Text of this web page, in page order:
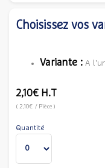
Choisissez vos
Variante :A
2,10€ H.T
(2,10€ / Pièce)
Quantité